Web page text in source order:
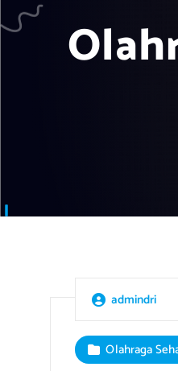
n
admindri
Olahraga